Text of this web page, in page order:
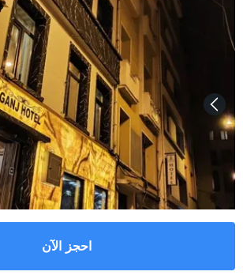
احجز الآن